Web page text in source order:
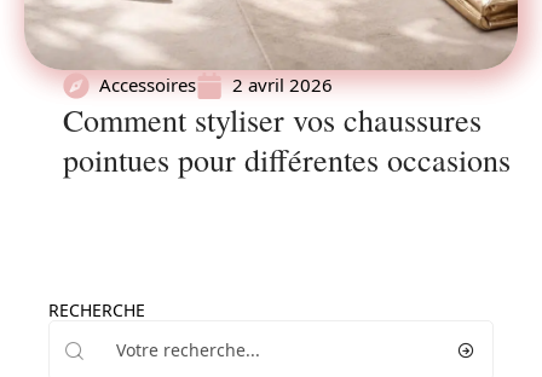
Accessoires 2 avril 2026
Comment styliser vos chaussures
pointues pour différentes occasions
RECHERCHE